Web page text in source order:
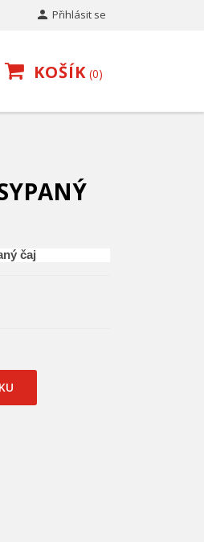
 Přihlásit se
KOŠÍK 0
čaj